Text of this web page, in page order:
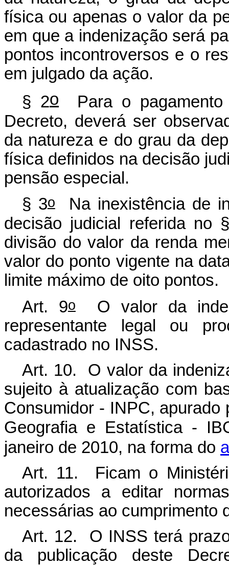
física ou apenas o valor da
em que a indenização será
pontos incontroversos e o
em julgado da ação.
§ 2oPara o pagamento
Decreto, deverá ser
da natureza e do grau da
física definidos na decisão
pensão especial.
§ 3oNa inexistência de
decisão judicial referida no
divisão do valor da renda
valor do ponto vigente na
limite máximo de oito pontos.
Art. 9o
O valor da
representante legal ou
cadastrado no INSS.
Art. 10. O valor da
sujeito à atualização com
Consumidor - INPC,
Geografia e Estatística -
janeiro de 2010, na forma do
Art. 11. Ficam o
autorizados a editar
necessárias ao cumprimento
Art. 12. O INSS terá
da publicação deste